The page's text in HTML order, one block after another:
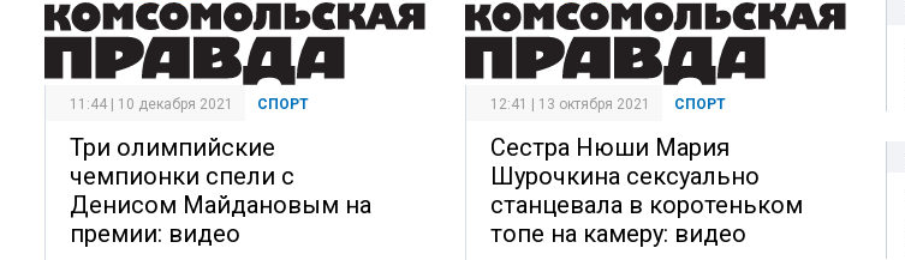
11:44 | 10 декабря 2021 СПОРТ
Три олимпийские
чемпионки спели с
Денисом Майдановым на
премии: видео
12:41 | 13 октября 2021 СПОРТ
Сестра Нюши Мария
Шурочкина сексуально
станцевала в коротеньком
топе на камеру: видео